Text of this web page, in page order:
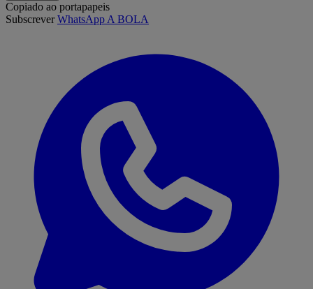
Copiado ao portapapeis
SubscreverWhatsApp A BOLA